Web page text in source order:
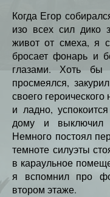
Когда Егор
изо всех сил дико
живот от смеха, я
бросает фонарь и
глазами. Хоть бы
просмеялся,
своего
и ладно,
дому и выключил
Немного постоял
темноте силуэты
в караульное
я вспомнил про
втором этаже.